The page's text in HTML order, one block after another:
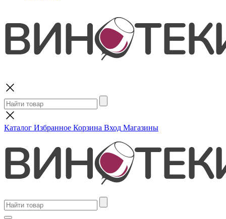
Каталог Избранное Корзина Вход Магазины